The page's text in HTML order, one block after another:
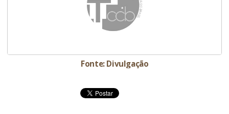
Fonte: Divulgação